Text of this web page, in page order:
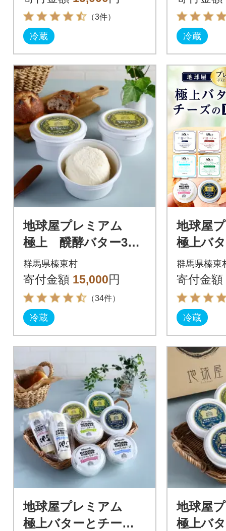
（3件）
冷蔵 冷蔵
地球屋プレミアム
極上 醗酵バター3個
セット
群馬県榛東村
寄付金額 15,000円
（34件）
冷蔵
地球屋
極上バ
の6種
ット]
群馬県榛東
寄付金額
冷蔵
地球屋プレミアム
極上バターとチーズ
地球屋
極上バ